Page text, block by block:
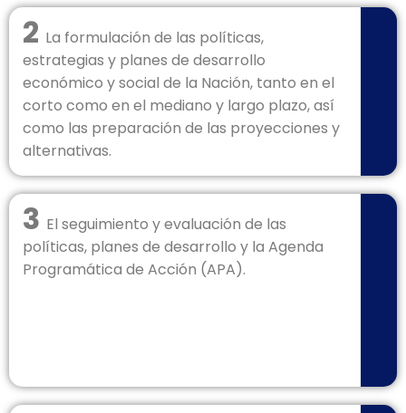
2 La formulación de las políticas,
estrategias y planes de desarrollo
económico y social de la Nación, tanto en el
corto como en el mediano y largo plazo, así
como las preparación de las proyecciones y
alternativas.
3 El seguimiento y evaluación de las
políticas, planes de desarrollo y la Agenda
Programática de Acción (APA).